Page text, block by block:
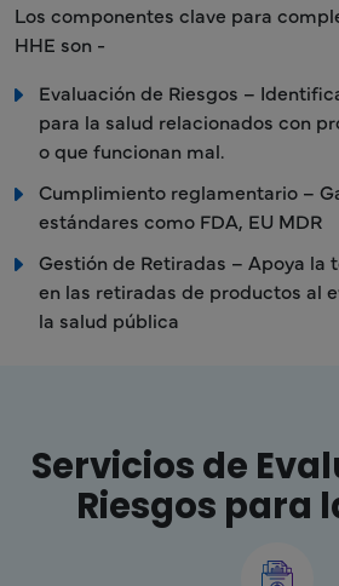
Los componentes clave para
HHE son -
Evaluación de Riesgos –
para la salud relacionados con
o que funcionan mal.
Cumplimiento reglamentario –
estándares como FDA, EU MDR
Gestión de Retiradas – Apoya la
en las retiradas de productos al
la salud pública
Servicios de
Riesgos para